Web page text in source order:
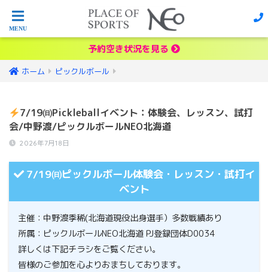
予約空き状況を見る
ホーム ピックルボール
7/19㈰Pickleballイベント：体験会、レッスン、試打
会/中野渡/ピックルボールNEO北海道
2026年7月18日
7/19㈰ピックルボール体験会・レッスン・試打イ
ベント
主催：中野渡季稀(北海道現役出身選手）多数戦績あり
所属：ピックルボールNEO北海道 PJ登録団体D0034
詳しくは下記チラシをご覧ください。
皆様のご参加を心よりおまちしております。